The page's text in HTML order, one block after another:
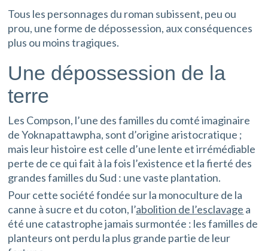
Tous les personnages du roman subissent, peu ou
prou, une forme de dépossession, aux conséquences
plus ou moins tragiques.
Une dépossession de la
terre
Les Compson, l’une des familles du comté imaginaire
de Yoknapattawpha, sont d’origine aristocratique ;
mais leur histoire est celle d’une lente et irrémédiable
perte de ce qui fait à la fois l’existence et la fierté des
grandes familles du Sud : une vaste plantation.
Pour cette société fondée sur la monoculture de la
canne à sucre et du coton, l’abolition de l’esclavage a
été une catastrophe jamais surmontée : les familles de
planteurs ont perdu la plus grande partie de leur